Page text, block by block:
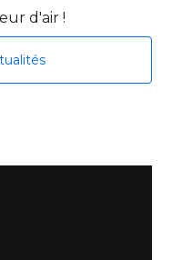
d'air !